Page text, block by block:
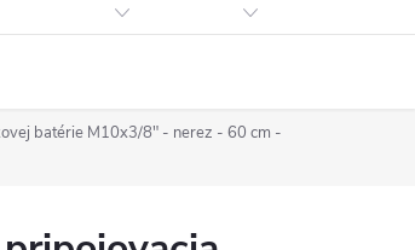
batérie M10x3/8" - nerez - 60 cm -